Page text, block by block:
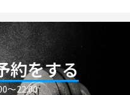
約をする
〜22:00